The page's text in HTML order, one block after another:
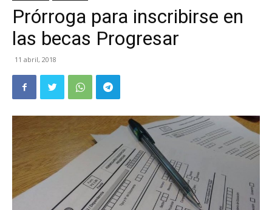
Prórroga para inscribirse en
las becas Progresar
11 abril, 2018